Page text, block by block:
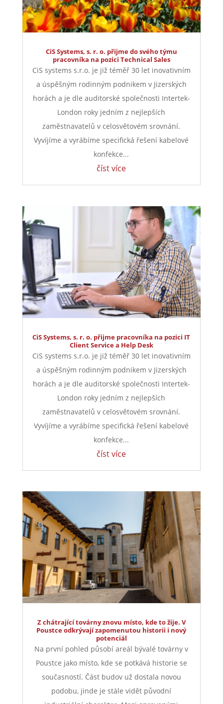
CiS Systems, s. r. o. přijme do svého týmu
pracovníka na pozici Technical Sales
CiS systems s.r.o. je již téměř 30 let inovativním
a úspěšným rodinným podnikem v Jizerských
horách a je dle auditorské společnosti Intertek-
London roky jedním z nejlepších
zaměstnavatelů v celosvětovém srovnání.
Vyvíjíme a vyrábíme specifická řešení kabelové
konfekce...
číst více
CiS Systems, s. r. o. přijme pracovníka na pozici IT
Client Service a Help Desk
CiS systems s.r.o. je již téměř 30 let inovativním
a úspěšným rodinným podnikem v Jizerských
horách a je dle auditorské společnosti Intertek-
London roky jedním z nejlepších
zaměstnavatelů v celosvětovém srovnání.
Vyvíjíme a vyrábíme specifická řešení kabelové
konfekce...
číst více
Z chátrající továrny znovu místo, kde to žije. V
Poustce odkrývají zapomenutou historii i nový
potenciál
Na první pohled působí areál bývalé továrny v
Poustce jako místo, kde se potkává historie se
současností. Část budov už dostala novou
podobu, jinde je stále vidět původní